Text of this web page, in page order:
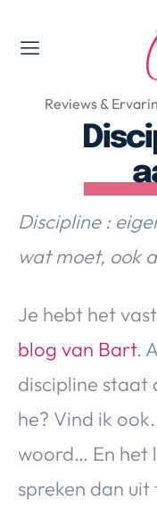
Valerie's Topics
Over Valerie
Reviews &
Discipline :
wat moet, ook
Je hebt het
blog van Bart.
discipline staat
he? Vind ik
woord… En het
spreken dan uit